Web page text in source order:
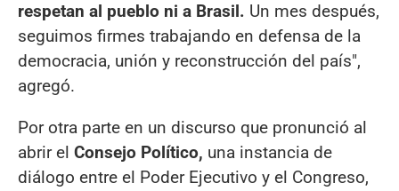
respetan al pueblo ni a Brasil. Un mes después,
seguimos firmes trabajando en defensa de la
democracia, unión y reconstrucción del país",
agregó.
Por otra parte en un discurso que pronunció al
abrir el Consejo Político, una instancia de
diálogo entre el Poder Ejecutivo y el Congreso,